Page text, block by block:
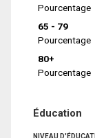
Pourcentage
65 - 79
Pourcentage
80+
Pourcentage
Éducation